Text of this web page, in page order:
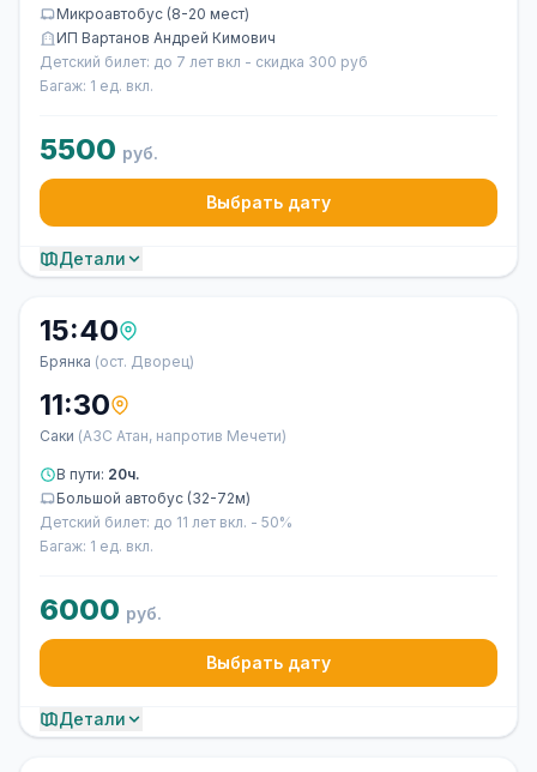
Микроавтобус (8-20 мест)
ИП Вартанов Андрей Кимович
Детский билет: до 7 лет вкл - скидка 300 руб
Багаж: 1 ед. вкл.
5500 руб.
Выбрать дату
Детали
15:40
Брянка (ост. Дворец)
11:30
Саки (АЗС Атан, напротив Мечети)
В пути: 20ч.
Большой автобус (32-72м)
Детский билет: до 11 лет вкл. - 50%
Багаж: 1 ед. вкл.
6000 руб.
Выбрать дату
Детали